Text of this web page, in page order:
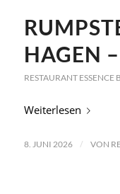
HAGEN
RESTAURANT ESSENCE
Weiterlesen
8. JUNI 2026 / VON